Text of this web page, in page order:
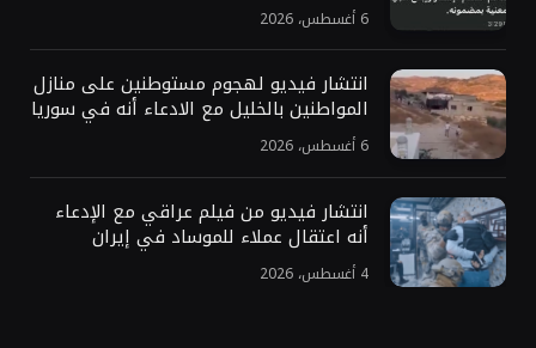
6 أغسطس، 2026
انتشار فيديو لهجوم مستوطنين على منازل
المواطنين بالخليل مع الادعاء أنه في سوريا
6 أغسطس، 2026
انتشار فيديو من فيلم عراقي مع الإدعاء
أنه اعتقال عملاء للموساد في إيران
4 أغسطس، 2026